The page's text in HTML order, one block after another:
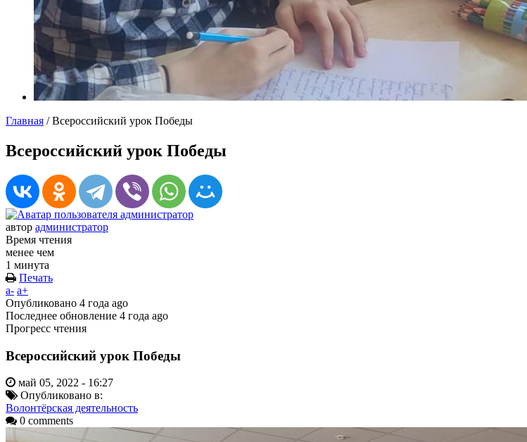
Главная /Всероссийский урок Победы
Всероссийский урок Победы
автор администратор
Время чтения
менее чем
1 минута
Печать
a- a+
Опубликовано 4 года ago
Последнее обновление 4 года ago
Прогресс чтения
Всероссийский урок Победы
май 05, 2022 - 16:27
Опубликовано в:
Волонтёрская деятельность
0 comments